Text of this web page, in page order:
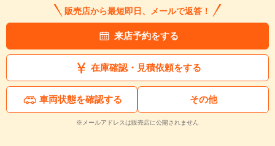
販売店から最短即日、メールで返答！
来店予約をする
在庫確認・見積依頼をする
車両状態を確認する その他
※メールアドレスは販売店に公開されません